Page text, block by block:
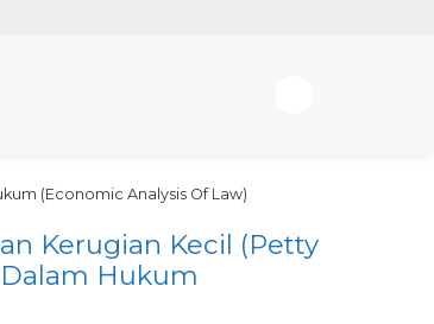
(Economic Analysis Of Law)
Kerugian Kecil (Petty
Hukum